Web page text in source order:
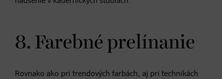
8. Farebné prelínanie
Rovnako ako pri trendových farbách, aj pri technikách